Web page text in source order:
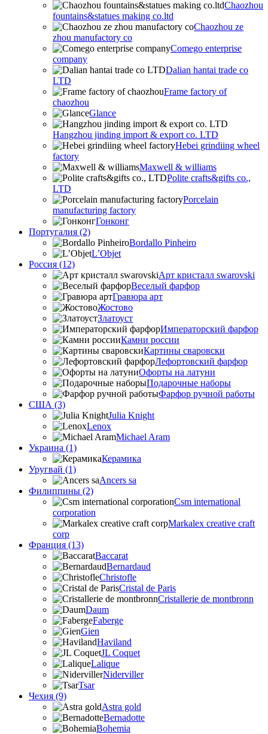
Chaozhou
fountains&statues making co.ltd
Chaozhou ze
zhou manufactory co
Comego enterprise
company
Dalian hantai trade co
LTD
Frame factory of
chaozhou
Glance
Hangzhou jinding import & export co. LTD
Hebei grindiing wheel
factory
Maxwell & williams
Polite crafts&gifts co.,
LTD
Porcelain
manufacturing factory
Гонконг
Португалия (2)
Bordallo Pinheiro
L’Objet
Россия (12)
Арт кристалл swarovski
Веселый фарфор
Гравюра арт
Жостово
Златоуст
Императорский фарфор
Камни россии
Картины сваровски
Лефортовский фарфор
Офорты на латуни
Подарочные наборы
Фарфор ручной работы
США (3)
Julia Knight
Lenox
Michael Aram
Украина (1)
Керамика
Уругвай (1)
Ancers sa
Филиппины (2)
Csm international
corporation
Markalex creative craft
corp
Франция (13)
Baccarat
Bernardaud
Christofle
Cristal de Paris
Cristallerie de montbronn
Daum
Faberge
Gien
Haviland
JL Coquet
Lalique
Niderviller
Tsar
Чехия (9)
Astra gold
Bernadotte
Bohemia